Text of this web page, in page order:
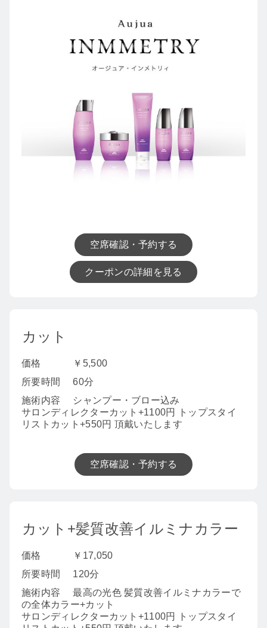
空席確認・予約する
クーポンの詳細を見る
カット
価格
￥5,500
所要時間
60分
施術内容
シャンプー・ブロー込み
サロンディレクターカット+1100円 トップスタイ
リストカット+550円 頂戴いたします
空席確認・予約する
カット+髪質改善イルミナカラー
価格
￥17,050
所要時間
120分
施術内容
最高の光色 髪質改善イルミナカラーで
の全体カラー+カット
サロンディレクターカット+1100円 トップスタイ